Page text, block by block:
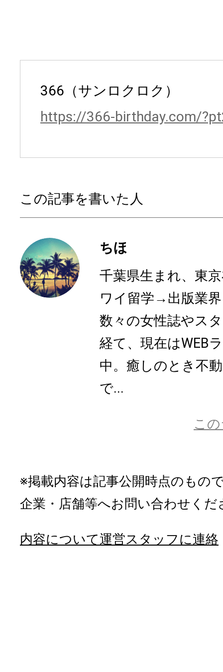
366（サンロクロク）
https://366-birthday.com/
この記事を書いた人
ちほ
千葉県生まれ、東
ワイ留学→出版業
数々の女性誌やス
経て、現在はWEB
中。癒しのとき不
で...
こ
※掲載内容は記事公開時点のもの
企業・店舗等へお問い合わせくだ
内容について運営スタッフに連絡